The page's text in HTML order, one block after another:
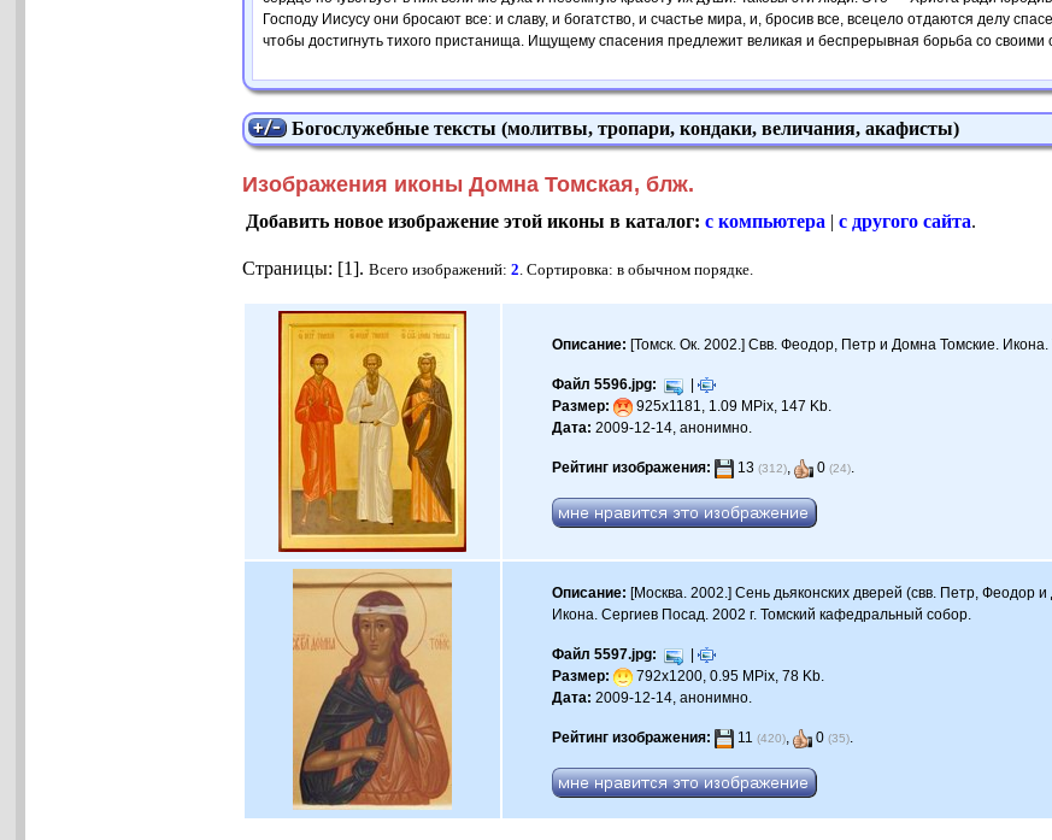
Господу Иисусу они бросают все: и славу, и богатство, и счастье мира, и, бросив все, всецело отдаются делу
чтобы достигнуть тихого пристанища. Ищущему спасения предлежит великая и беспрерывная борьба со
Богослужебные тексты (молитвы, тропари, кондаки, величания, акафисты)
Изображения иконы Домна Томская, блж.
Добавить новое изображение этой иконы в каталог:с компьютера |с другого сайта.
Страницы: [1].Всего изображений:2. Сортировка: в обычном порядке.
Описание: [Томск. Ок. 2002.] Свв. Феодор, Петр и Домна Томские. Икона.
Файл 5596.jpg:
|
Размер:
925x1181, 1.09 MPix, 147 Kb.
Дата: 2009-12-14, анонимно.
Рейтинг изображения: 13(312), 0(24).
Описание: [Москва. 2002.] Сень дьяконских дверей (свв. Петр,
Икона. Сергиев Посад. 2002 г. Томский кафедральный собор.
Файл 5597.jpg:
|
Размер:
792x1200, 0.95 MPix, 78 Kb.
Дата: 2009-12-14, анонимно.
Рейтинг изображения: 11(420), 0(35).